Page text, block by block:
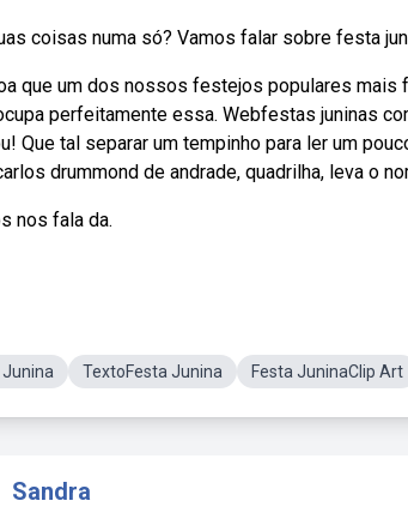
coisas numa só? Vamos falar sobre festa
que um dos nossos festejos populares
perfeitamente essa. Webfestas juninas
Que tal separar um tempinho para ler um
drummond de andrade, quadrilha, leva o
nos fala da.
TextoFesta Junina Festa JuninaClip Art
Sandra